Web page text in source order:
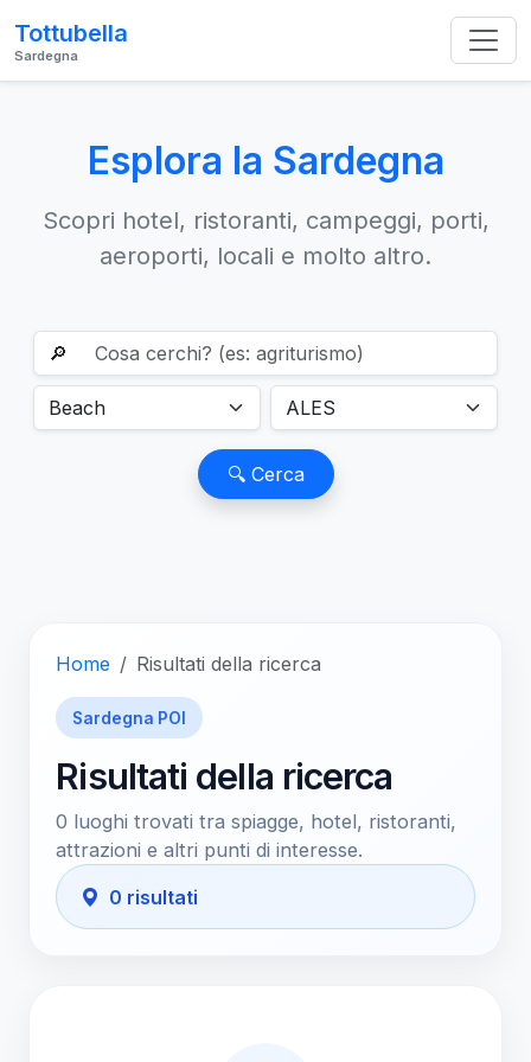
Tottubella
Sardegna
Esplora la Sardegna
Scopri hotel, ristoranti, campeggi, porti,
aeroporti, locali e molto altro.
🔎
🔍 Cerca
Home Risultati della ricerca
Sardegna POI
Risultati della ricerca
0 luoghi trovati tra spiagge, hotel, ristoranti,
attrazioni e altri punti di interesse.
0 risultati